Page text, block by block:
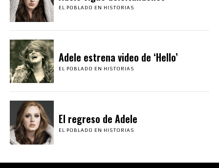
EL POBLADO EN HISTORIAS
Adele estrena video de ‘Hello’
EL POBLADO EN HISTORIAS
El regreso de Adele
EL POBLADO EN HISTORIAS